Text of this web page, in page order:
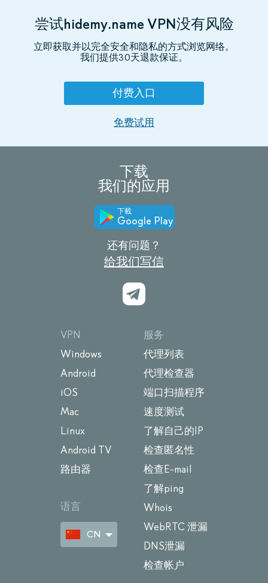
尝试hidemy.name VPN没有风险
立即获取并以完全安全和隐私的方式浏览网络。
我们提供30天退款保证。
付费入口
免费试用
下载
我们的应用
下載
Google Play
还有问题？
给我们写信
VPN
Windows
Android
iOS
Mac
Linux
Android TV
路由器
语言
CN
服务
代理列表
代理检查器
端口扫描程序
速度测试
了解自己的IP
检查匿名性
检查E-mail
了解ping
Whois
WebRTC 泄漏
DNS泄漏
检查帐户